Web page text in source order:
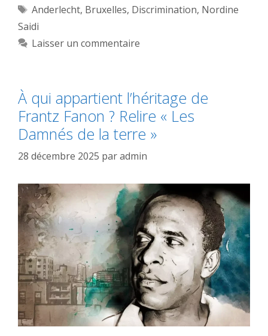
Étiquettes
Anderlecht, Bruxelles, Discrimination, Nordine
Saidi
Laisser un commentaire
À qui appartient l’héritage de
Frantz Fanon ? Relire « Les
Damnés de la terre »
28 décembre 2025 paradmin